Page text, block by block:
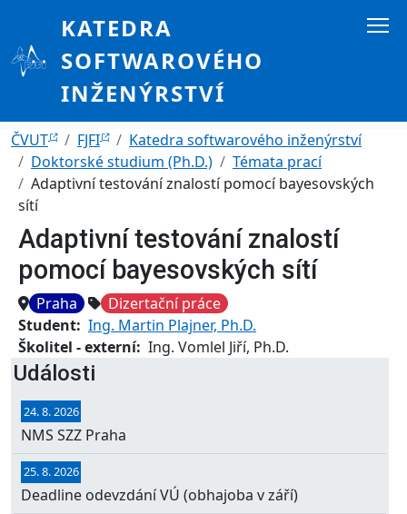
KATEDRA
SOFTWAROVÉHO
INŽENÝRSTVÍ
Drobečková navigace
ČVUT FJFI
Katedra softwarového inženýrství
Doktorské studium (Ph.D.)
Témata prací
Adaptivní testování znalostí pomocí bayesovských
sítí
Události
NMS SZZ Praha
24. 8. 2026
Deadline odevzdání VÚ (obhajoba v září)
25. 8. 2026
Adaptivní testování znalostí
pomocí bayesovských sítí
MístoPraha TagsDizertační práce
Student Ing. Martin Plajner, Ph.D.
Školitel - externí Ing. Vomlel Jiří, Ph.D.